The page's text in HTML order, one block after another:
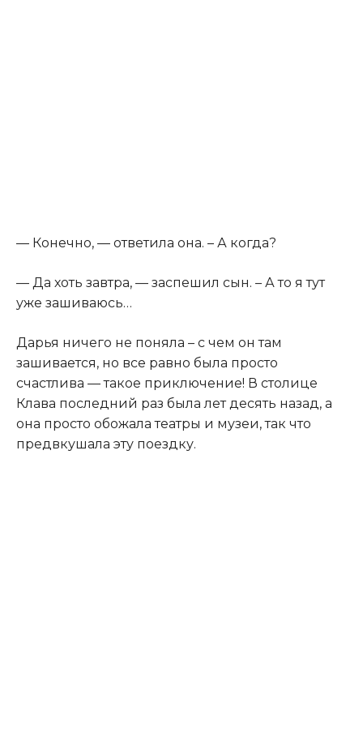
​— Конечно, — ответила она. – А когда?​
​— Да хоть завтра, — заспешил сын. – А то я тут
уже зашиваюсь…​
​Дарья ничего не поняла – с чем он там
зашивается, но все равно была просто
счастлива — такое приключение! В столице
Клава последний раз была лет десять назад, а
она просто обожала театры и музеи, так что
предвкушала эту поездку.​